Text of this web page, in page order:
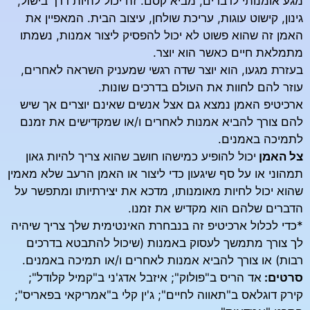
גינון, קישוט עוגות, עריכת שולחן, עיצוב הבית. המאפיין את
האמן זה שהוא פשוט לא יכול להפסיק ליצור אמנות, נשמתו
מתמלאת חיים כאשר הוא יוצר.
בעזרת מגעו, הוא יוצר שדה רגשי שמעניק השראה לאחרים,
עוזר להם לחוות את העולם בדרכים שונות.
ארכיטיפ האמן נמצא גם אצל אנשים שאינם יוצרים אך שיש
להם צורך להביא אמנות לאחרים ו/או שמקדישים את זמנם
לתמיכה באמנים.
צל האמן יכול להופיע כמישהו חושב שהוא צריך להיות גאון
תמהוני או על סף שיגעון כדי ליצור או האמן הרעב שלא מאמין
שהוא יכול לחיות מאומנותו, מדכא את יצירתיותו ומתפשר על
הדברים שלהם הוא מקדיש את זמנו.
*כדי לכלול ארכיטיפ זה בנבחרת האינטימית שלך צריך שיהיה
לך צורך מתמשך לעסוק באמנות (שיכול להתבטא בדרכים
רבות) או צורך להביא אמנות לאחרים ו/או תמיכה באמנים.
סרטים: אד הריס ב"פולוק"; איזבל אדג'ני ב"קמיל קלודל";
קירק דוגלאס ב"תאווה לחיים"; ג'ין קלי ב"אמריקאי בפאריס";